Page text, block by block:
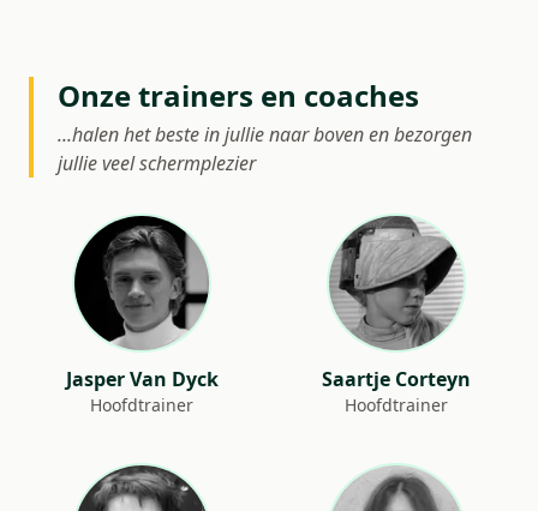
Onze trainers en coaches
...halen het beste in jullie naar boven en bezorgen
jullie veel schermplezier
Jasper Van Dyck
Hoofdtrainer
Saartje Corteyn
Hoofdtrainer